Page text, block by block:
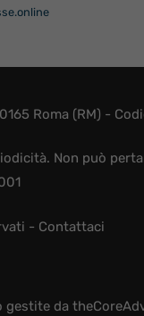
Roma (RM) -
Non può
- Contattaci
da